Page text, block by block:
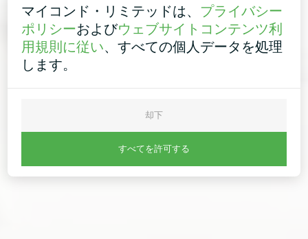
マイコンド・リミテッドは、 プライバシー
ポリシーおよびウェブサイトコンテンツ利
用規則に従い、すべての個人データを処理
します。
却下
すべてを許可する